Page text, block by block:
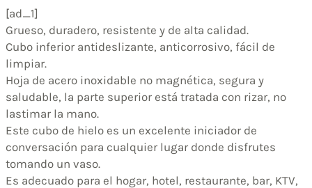
[ad_1]
Grueso, duradero, resistente y de alta calidad.
Cubo inferior antideslizante, anticorrosivo, fácil de
limpiar.
Hoja de acero inoxidable no magnética, segura y
saludable, la parte superior está tratada con rizar, no
lastimar la mano.
Este cubo de hielo es un excelente iniciador de
conversación para cualquier lugar donde disfrutes
tomando un vaso.
Es adecuado para el hogar, hotel, restaurante, bar, KTV,